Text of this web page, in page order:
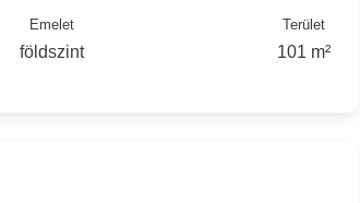
Emelet
földszint
Terület
101 m²